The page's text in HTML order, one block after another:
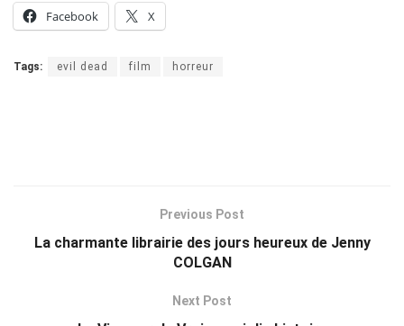
Facebook X
Tags: evil dead film horreur
Previous Post
La charmante librairie des jours heureux de Jenny
COLGAN
Next Post